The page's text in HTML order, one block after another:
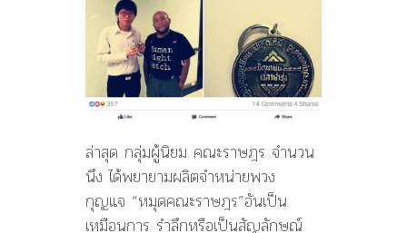
ล่าสุด กลุ่มผู้นิยม คณะราษฎร จำนวน
นึง ได้พยายามผลิตจำหน่ายพวง
กุญแจ “หมุดคณะราษฎร”อันเป็น
เหมือนการ รำลึกหรือเป็นสัญลักษณ์